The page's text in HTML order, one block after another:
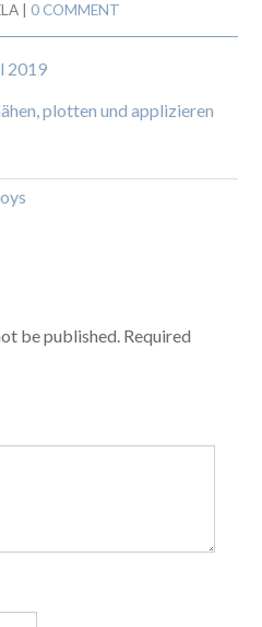
|0 COMMENT
2019
plotten und applizieren
be published. Required